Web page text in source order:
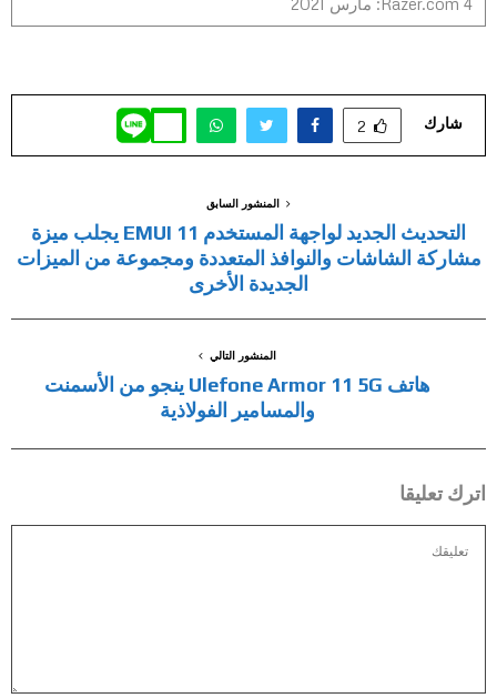
شارك 2
المنشور السابق
التحديث الجديد لواجهة المستخدم EMUI 11 يجلب ميزة
مشاركة الشاشات والنوافذ المتعددة ومجموعة من الميزات
الجديدة الأخرى
المنشور التالي
هاتف Ulefone Armor 11 5G ينجو من الأسمنت
والمسامير الفولاذية
اترك تعليقا